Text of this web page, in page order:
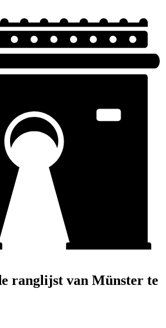
ranglijst van Münster te